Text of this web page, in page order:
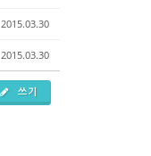
2015.03.30
2015.03.30
쓰기